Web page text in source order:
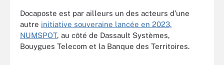
Docaposte est par ailleurs un des acteurs d’une
autre initiative souveraine lancée en 2023,
NUMSPOT, au côté de Dassault Systèmes,
Bouygues Telecom et la Banque des Territoires.